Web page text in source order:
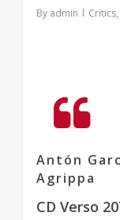
By admin Critics,
Antón
Agrippa
CD Verso